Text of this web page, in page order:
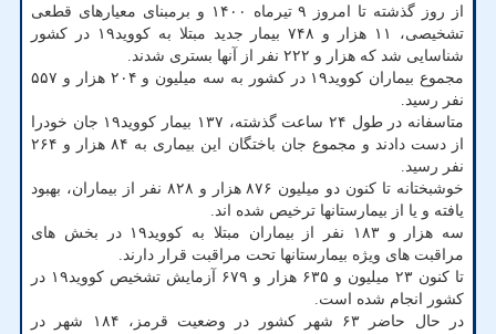
از روز گذشته تا امروز ۹ تیرماه ۱۴۰۰ و برمبنای معیارهای قطعی
تشخیصی، ۱۱ هزار و ۷۴۸ بیمار جدید مبتلا به کووید۱۹ در کشور
شناسایی شد که هزار و ۲۲۲ نفر از آنها بستری شدند.
مجموع بیماران کووید۱۹ در کشور به سه میلیون و ۲۰۴ هزار و ۵۵۷
نفر رسید.
متاسفانه در طول ۲۴ ساعت گذشته، ۱۳۷ بیمار کووید۱۹ جان خودرا
از دست دادند و مجموع جان باختگان این بیماری به ۸۴ هزار و ۲۶۴
نفر رسید.
خوشبختانه تا کنون دو میلیون ۸۷۶ هزار و ۸۲۸ نفر از بیماران، بهبود
یافته و یا از بیمارستانها ترخیص شده اند.
سه هزار و ۱۸۳ نفر از بیماران مبتلا به کووید۱۹ در بخش های
مراقبت های ویژه بیمارستانها تحت مراقبت قرار دارند.
تا کنون ۲۳ میلیون و ۶۳۵ هزار و ۶۷۹ آزمایش تشخیص کووید۱۹ در
کشور انجام شده است.
در حال حاضر ۶۳ شهر کشور در وضعیت قرمز، ۱۸۴ شهر در